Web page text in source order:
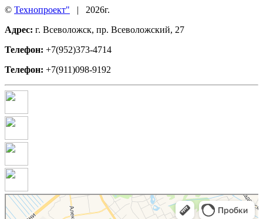
© Технопроект" | 2026г.
Адрес: г. Всеволожск, пр. Всеволожский, 27
Телефон: +7(952)373-4714
Телефон: +7(911)098-9192
ТехноПроект
Окна во Всеволожске
Рольставни во Всеволожске